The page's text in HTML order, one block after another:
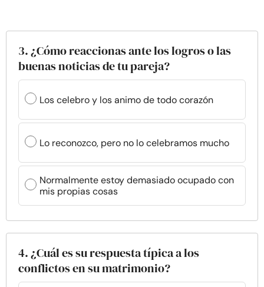
3. ¿Cómo reaccionas ante los logros o las
buenas noticias de tu pareja?
Los celebro y los animo de todo corazón
Lo reconozco, pero no lo celebramos mucho
Normalmente estoy demasiado ocupado con
mis propias cosas
4. ¿Cuál es su respuesta típica a los
conflictos en su matrimonio?